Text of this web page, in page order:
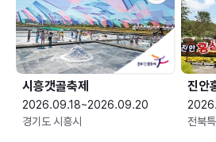
시흥갯골축제
2026.09.18~2026.09.20
경기도 시흥시
진안
전북